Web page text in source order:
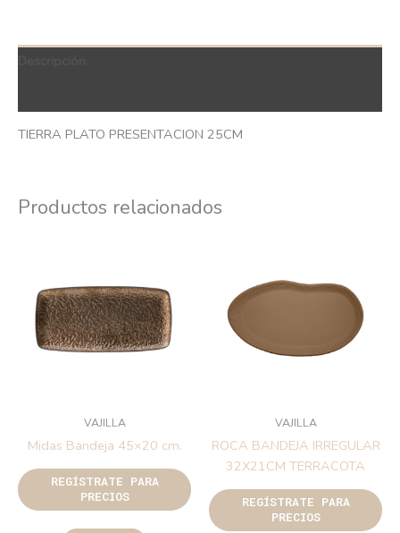
TIERRA PLATO PRESENTACION 25CM
Productos relacionados
VAJILLA
Midas Bandeja 45×20 cm.
REGÍSTRATE PARA
PRECIOS
VAJILLA
ROCA BANDEJA IRREGULAR
32X21CM TERRACOTA
REGÍSTRATE PARA
PRECIOS